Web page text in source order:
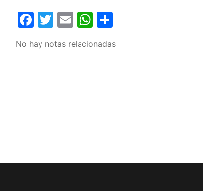
Facebook
Twitter
EmailWhatsApp
No hay notas relacionadas